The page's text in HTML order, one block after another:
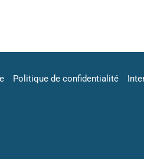
Politique de confidentialité